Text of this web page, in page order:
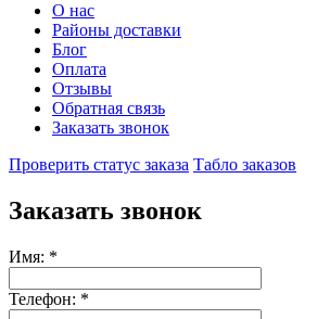
О нас
Районы доставки
Блог
Оплата
Отзывы
Обратная связь
Заказать звонок
Проверить статус заказа Табло заказов
Заказать звонок
Имя: *
Телефон: *